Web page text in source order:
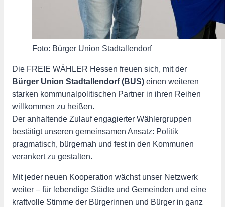
Foto: Bürger Union Stadtallendorf
Die FREIE WÄHLER Hessen freuen sich, mit der
Bürger Union Stadtallendorf (BUS) einen weiteren
starken kommunalpolitischen Partner in ihren Reihen
willkommen zu heißen.
Der anhaltende Zulauf engagierter Wählergruppen
bestätigt unseren gemeinsamen Ansatz: Politik
pragmatisch, bürgernah und fest in den Kommunen
verankert zu gestalten.
Mit jeder neuen Kooperation wächst unser Netzwerk
weiter – für lebendige Städte und Gemeinden und eine
kraftvolle Stimme der Bürgerinnen und Bürger in ganz